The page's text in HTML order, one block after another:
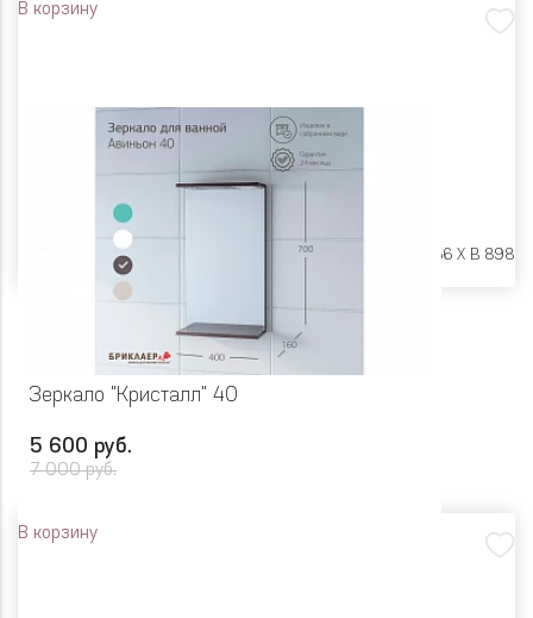
В корзину
Ш 550 X Г 156 X В 898
Зеркало "Кристалл" 40
5 600 руб.
7 000 руб.
В корзину